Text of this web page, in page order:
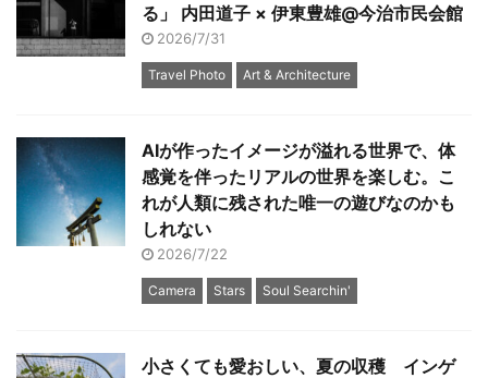
る」 内田道子 × 伊東豊雄@今治市民会館
2026/7/31
Travel Photo Art & Architecture
AIが作ったイメージが溢れる世界で、体
感覚を伴ったリアルの世界を楽しむ。こ
れが人類に残された唯一の遊びなのかも
しれない
2026/7/22
Camera Stars Soul Searchin'
小さくても愛おしい、夏の収穫 インゲ